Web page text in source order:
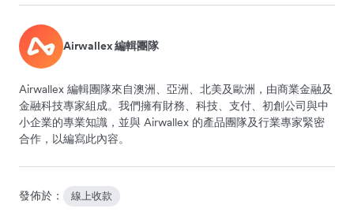
Airwallex 編輯團隊
Airwallex 編輯團隊來自澳洲、亞洲、北美及歐洲，由商業金融及
金融科技專家組成。我們擁有財務、科技、支付、初創公司與中
小企業的專業知識，並與 Airwallex 的產品團隊及行業專家緊密
合作，以編寫此內容。
發佈於： 線上收款